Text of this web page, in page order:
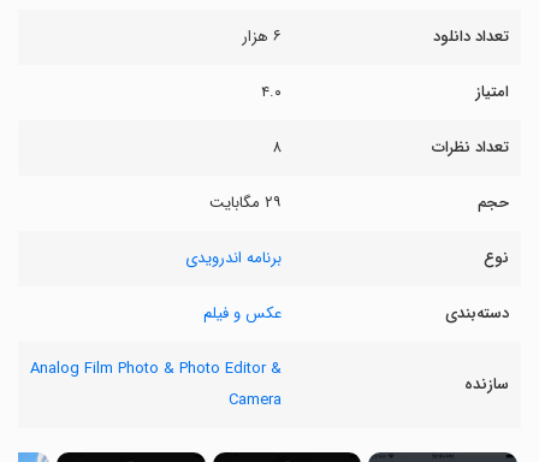
تعداد دانلود ۶ هزار
امتیاز ۴.۰
تعداد نظرات ۸
حجم ۲۹ مگابایت
نوع برنامه اندرویدی
دسته‌بندی عکس و فیلم
سازنده
Analog Film Photo & Photo Editor &
Camera